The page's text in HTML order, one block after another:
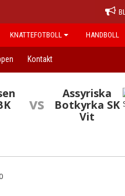
KNATTEFOTBOLL HANDBOLL
Kontakt
vs
Assyriska
Botkyrka SK
Vit